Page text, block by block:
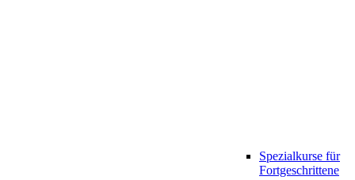
Spezialkurse für
Fortgeschrittene